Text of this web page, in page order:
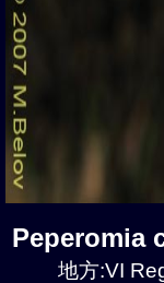
Peperomia
地方:VI